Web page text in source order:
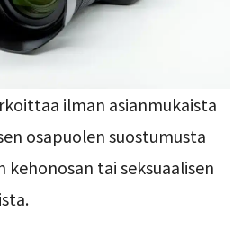
ilman asianmukaista
osapuolen suostumusta
kehonosan tai seksuaalisen